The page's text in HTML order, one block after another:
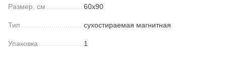
Размер, см 60x90
Тип сухостираемая магнитная
Упаковка 1